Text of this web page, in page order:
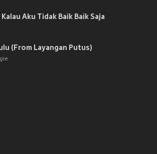
Aku Tidak Baik Baik Saja
(From Layangan Putus)